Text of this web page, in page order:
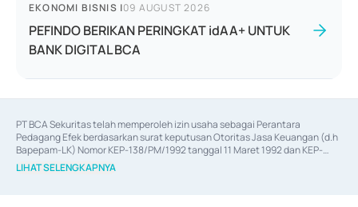
EKONOMI BISNIS |09 AUGUST 2026
PEFINDO BERIKAN PERINGKAT idAA+ UNTUK
BANK DIGITAL BCA
PT BCA Sekuritas telah memperoleh izin usaha sebagai Perantara
Pedagang Efek berdasarkan surat keputusan Otoritas Jasa Keuangan (d.h
Bapepam-LK) Nomor KEP-138/PM/1992 tanggal 11 Maret 1992 dan KEP-
06/D.04/2014 tanggal 28 Februari 2014, izin usaha sebagai Penjamin Emisi
Efek berdasarkan surat keputusan Otoritas Jasa Keuangan Nomor KEP-
LIHAT SELENGKAPNYA